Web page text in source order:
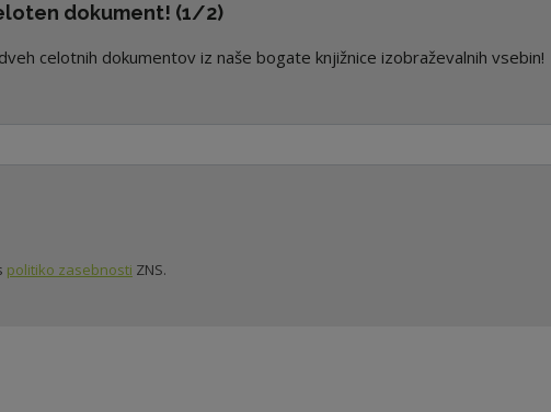
dokument! (1/2)
celotnih dokumentov iz naše bogate knjižnice izobraževalnih vsebin!
politiko zasebnosti ZNS.